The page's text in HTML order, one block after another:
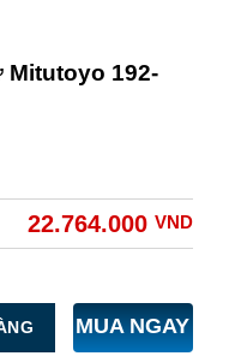
192-
22.764.000 VND
MUA NGAY